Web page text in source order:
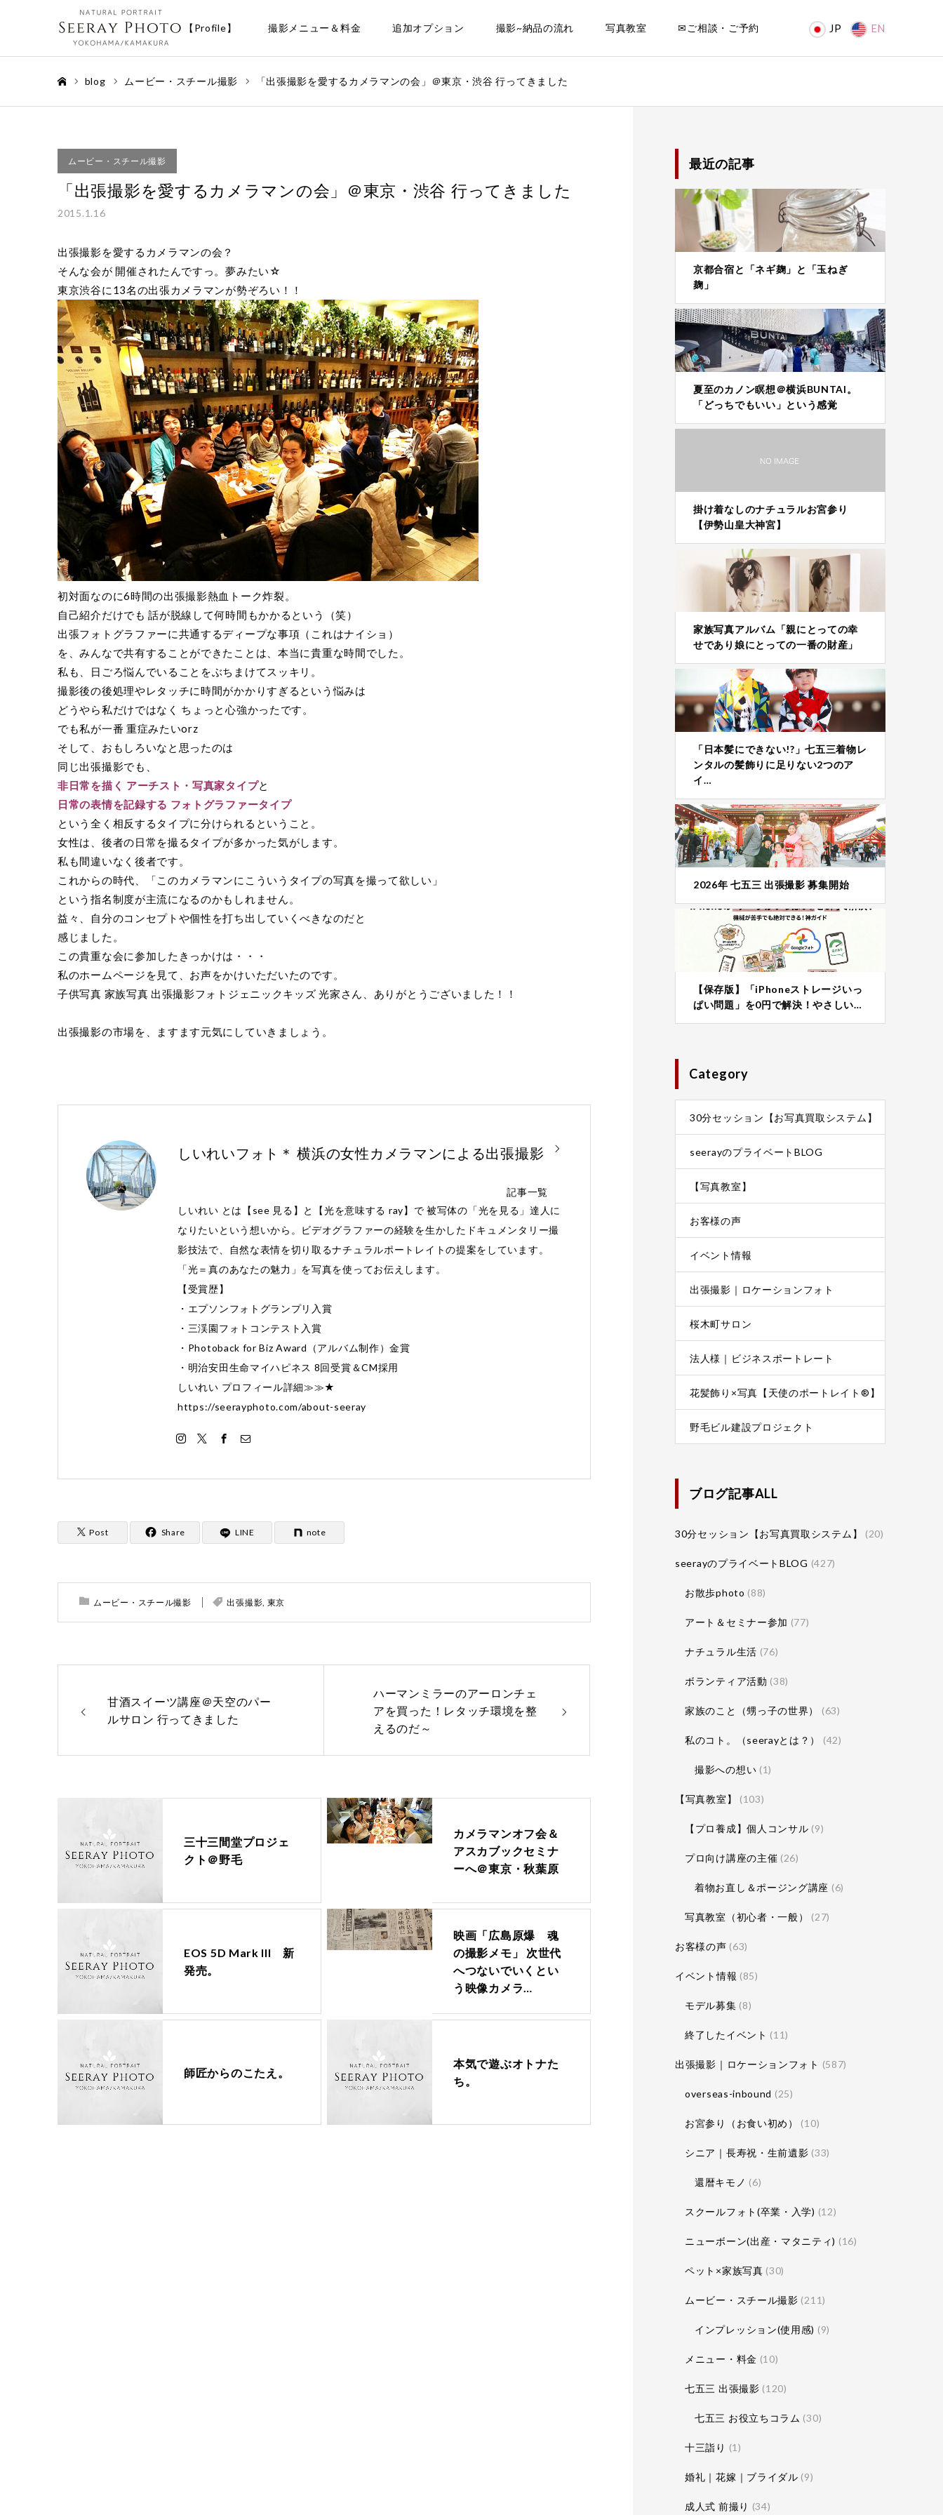
【Profile】 撮影メニュー＆料金 追加オプション 撮影~納品の流れ 写真教室 ✉ご相談・ご予約 JP EN
blog ムービー・スチール撮影 「出張撮影を愛するカメラマンの会」＠東京・渋谷 行ってきました
ムービー・スチール撮影
「出張撮影を愛するカメラマンの会」＠東京・渋谷 行ってきました
2015.1.16
出張撮影を愛するカメラマンの会？
そんな会が 開催されたんですっ。夢みたい☆
東京渋谷に13名の出張カメラマンが勢ぞろい！！
初対面なのに6時間の出張撮影熱血トーク炸裂。
自己紹介だけでも 話が脱線して何時間もかかるという（笑）
出張フォトグラファーに共通するディープな事項（これはナイショ）
を、みんなで共有することができたことは、本当に貴重な時間でした。
私も、日ごろ悩んでいることをぶちまけてスッキリ。
撮影後の後処理やレタッチに時間がかかりすぎるという悩みは
どうやら私だけではなく ちょっと心強かったです。
でも私が一番 重症みたいorz
そして、おもしろいなと思ったのは
同じ出張撮影でも、
非日常を描く アーチスト・写真家タイプと
日常の表情を記録する フォトグラファータイプ
という全く相反するタイプに分けられるということ。
女性は、後者の日常を撮るタイプが多かった気がします。
私も間違いなく後者です。
これからの時代、「このカメラマンにこういうタイプの写真を撮って欲しい」
という指名制度が主流になるのかもしれません。
益々、自分のコンセプトや個性を打ち出していくべきなのだと
感じました。
この貴重な会に参加したきっかけは・・・
私のホームページを見て、お声をかけいただいたのです。
子供写真 家族写真 出張撮影フォトジェニックキッズ 光家さん、ありがとうございました！！
出張撮影の市場を、ますます元気にしていきましょう。
しいれいフォト＊ 横浜の女性カメラマンによる出張撮影
記事一覧
しいれい とは【see 見る】と【光を意味する ray】で 被写体の「光を見る」達人に
なりたいという想いから。ビデオグラファーの経験を生かしたドキュメンタリー撮
影技法で、自然な表情を切り取るナチュラルポートレイトの提案をしています。
「光＝真のあなたの魅力」を写真を使ってお伝えします。
【受賞歴】
・エプソンフォトグランプリ入賞
・三渓園フォトコンテスト入賞
・Photoback for Biz Award（アルバム制作）金賞
・明治安田生命マイハピネス 8回受賞＆CM採用
しいれい プロフィール詳細≫≫★
https://seerayphoto.com/about-seeray
Post Share LINE note
ムービー・スチール撮影 出張撮影, 東京
甘酒スイーツ講座＠天空のパー
ルサロン 行ってきました
ハーマンミラーのアーロンチェ
アを買った！レタッチ環境を整
えるのだ～
三十三間堂プロジェ
クト＠野毛
カメラマンオフ会＆
アスカブックセミナ
ーへ＠東京・秋葉原
EOS 5D Mark III 新
発売。
映画「広島原爆 魂
の撮影メモ」 次世代
へつないでいくとい
う映像カメラ…
師匠からのこたえ。
本気で遊ぶオトナた
ち。
最近の記事
京都合宿と「ネギ麹」と「玉ねぎ
麹」
夏至のカノン瞑想＠横浜BUNTAI。
「どっちでもいい」という感覚
掛け着なしのナチュラルお宮参り
【伊勢山皇大神宮】
家族写真アルバム「親にとっての幸
せであり娘にとっての一番の財産」
「日本髪にできない!?」七五三着物レ
ンタルの髪飾りに足りない2つのア
イ…
2026年 七五三 出張撮影 募集開始
【保存版】「iPhoneストレージいっ
ぱい問題」を0円で解決！やさしい…
Category
30分セッション【お写真買取システム】
seerayのプライベートBLOG
【写真教室】
お客様の声
イベント情報
出張撮影｜ロケーションフォト
桜木町サロン
法人様｜ビジネスポートレート
花髪飾り×写真【天使のポートレイト®】
野毛ビル建設プロジェクト
ブログ記事ALL
30分セッション【お写真買取システム】 (20)
seerayのプライベートBLOG (427)
お散歩photo (88)
アート＆セミナー参加 (77)
ナチュラル生活 (76)
ボランティア活動 (38)
家族のこと（甥っ子の世界） (63)
私のコト。（seerayとは？） (42)
撮影への想い (1)
【写真教室】 (103)
【プロ養成】個人コンサル (9)
プロ向け講座の主催 (26)
着物お直し＆ポージング講座 (6)
写真教室（初心者・一般） (27)
お客様の声 (63)
イベント情報 (85)
モデル募集 (8)
終了したイベント (11)
出張撮影｜ロケーションフォト (587)
overseas-inbound (25)
お宮参り（お食い初め） (10)
シニア｜長寿祝・生前遺影 (33)
還暦キモノ (6)
スクールフォト(卒業・入学) (12)
ニューボーン(出産・マタニティ) (16)
ペット×家族写真 (30)
ムービー・スチール撮影 (211)
インプレッション(使用感) (9)
メニュー・料金 (10)
七五三 出張撮影 (120)
七五三 お役立ちコラム (30)
十三詣り (1)
婚礼｜花嫁｜ブライダル (9)
成人式 前撮り (34)